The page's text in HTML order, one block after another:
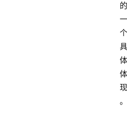
的
一
个
具
体
体
现
。